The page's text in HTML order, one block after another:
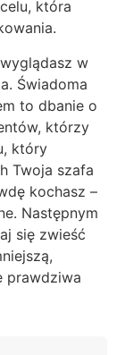
która
w
Świadoma
to dbanie o
którzy
który
Twoja szafa
kochasz –
Następnym
się zwieść
prawdziwa